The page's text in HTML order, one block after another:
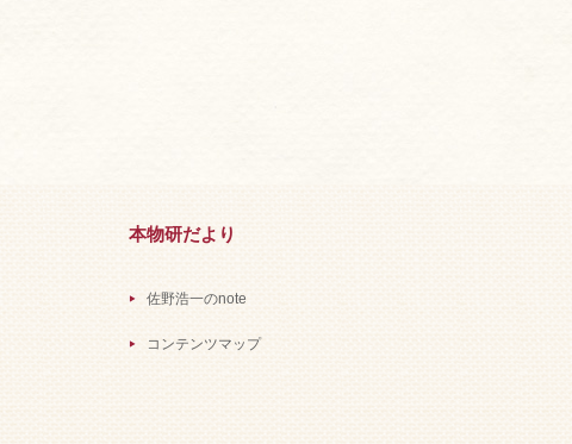
本物研だより
佐野浩一のnote
コンテンツマップ